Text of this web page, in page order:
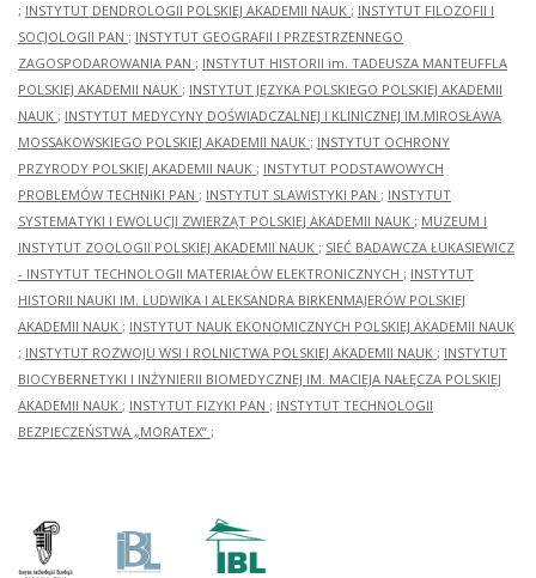
; INSTYTUT DENDROLOGII POLSKIEJ AKADEMII NAUK ; INSTYTUT FILOZOFII I
SOCJOLOGII PAN ; INSTYTUT GEOGRAFII I PRZESTRZENNEGO
ZAGOSPODAROWANIA PAN ; INSTYTUT HISTORII im. TADEUSZA MANTEUFFLA
POLSKIEJ AKADEMII NAUK ; INSTYTUT JĘZYKA POLSKIEGO POLSKIEJ AKADEMII
NAUK ; INSTYTUT MEDYCYNY DOŚWIADCZALNEJ I KLINICZNEJ IM.MIROSŁAWA
MOSSAKOWSKIEGO POLSKIEJ AKADEMII NAUK ; INSTYTUT OCHRONY
PRZYRODY POLSKIEJ AKADEMII NAUK ; INSTYTUT PODSTAWOWYCH
PROBLEMÓW TECHNIKI PAN ; INSTYTUT SLAWISTYKI PAN ; INSTYTUT
SYSTEMATYKI I EWOLUCJI ZWIERZĄT POLSKIEJ AKADEMII NAUK ; MUZEUM I
INSTYTUT ZOOLOGII POLSKIEJ AKADEMII NAUK ; SIEĆ BADAWCZA ŁUKASIEWICZ
- INSTYTUT TECHNOLOGII MATERIAŁÓW ELEKTRONICZNYCH ; INSTYTUT
HISTORII NAUKI IM. LUDWIKA I ALEKSANDRA BIRKENMAJERÓW POLSKIEJ
AKADEMII NAUK ; INSTYTUT NAUK EKONOMICZNYCH POLSKIEJ AKADEMII NAUK
; INSTYTUT ROZWOJU WSI I ROLNICTWA POLSKIEJ AKADEMII NAUK ; INSTYTUT
BIOCYBERNETYKI I INŻYNIERII BIOMEDYCZNEJ IM. MACIEJA NAŁĘCZA POLSKIEJ
AKADEMII NAUK ; INSTYTUT FIZYKI PAN ; INSTYTUT TECHNOLOGII
BEZPIECZEŃSTWA „MORATEX” ;